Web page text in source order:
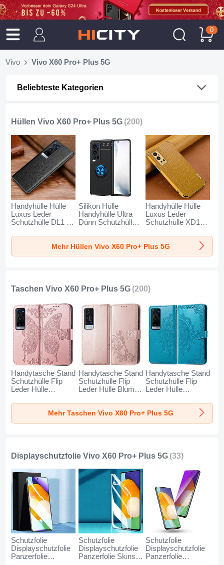
0
Vivo Vivo X60 Pro+ Plus 5G
Beliebteste Kategorien
Hüllen Vivo X60 Pro+ Plus 5G (200)
Handyhülle Hülle
Luxus Leder
Schutzhülle DL1 für
5G Schwarz
Silikon Hülle
Handyhülle Ultra
Dünn Schutzhülle
Magnetisch
Fingerring Ständer
SD2 für Vivo X60
Handyhülle Hülle
Luxus Leder
Schutzhülle XD1
Plus 5G Gelb
Mehr Hüllen Vivo X60 Pro+ Plus 5G
Taschen Vivo X60 Pro+ Plus 5G (200)
Handytasche Stand
Schutzhülle Flip
Leder Hülle
Vivo X60 Pro+ Plus
Handytasche Stand
Schutzhülle Flip
Leder Hülle Blumen
Plus 5G Rosa
Handytasche Stand
Schutzhülle Flip
Leder Hülle
Vivo X60 Pro+ Plus
5G Blau
Mehr Taschen Vivo X60 Pro+ Plus 5G
Displayschutzfolie Vivo X60 Pro+ Plus 5G (33)
Schutzfolie
Displayschutzfolie
Panzerfolie
Schutzfolie
Displayschutzfolie
Panzerfolie Skins
Schutzfolie
Displayschutzfolie
Panzerfolie